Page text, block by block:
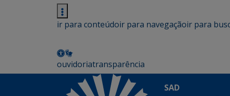
ir para conteúdoir para navegaçãoir para
ouvidoriatransparência
SAD